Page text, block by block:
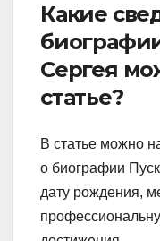
Какие
Сергея
статье?
В статье можно
о биографии
дату рождения,